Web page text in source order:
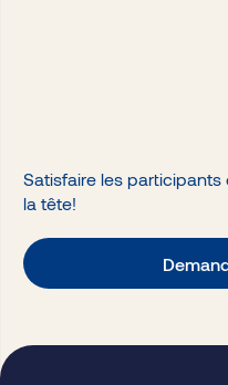
Satisfaire les participants
la tête!